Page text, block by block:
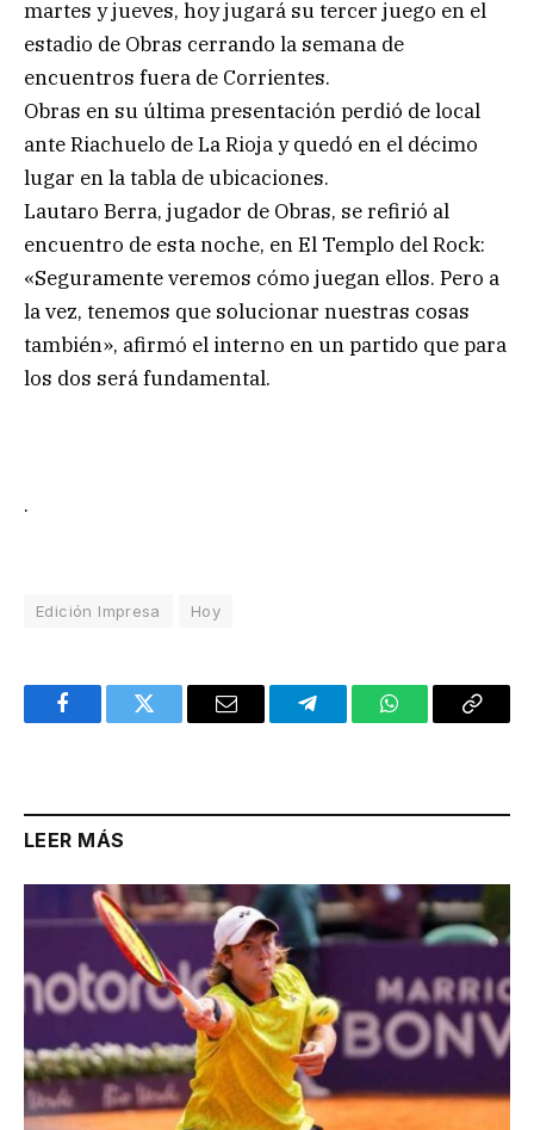
martes y jueves, hoy jugará su tercer juego en el
estadio de Obras cerrando la semana de
encuentros fuera de Corrientes.
Obras en su última presentación perdió de local
ante Riachuelo de La Rioja y quedó en el décimo
lugar en la tabla de ubicaciones.
Lautaro Berra, jugador de Obras, se refirió al
encuentro de esta noche, en El Templo del Rock:
«Seguramente veremos cómo juegan ellos. Pero a
la vez, tenemos que solucionar nuestras cosas
también», afirmó el interno en un partido que para
los dos será fundamental.
.
Edición Impresa Hoy
FacebookTwitter Email TelegramWhatsAppCopy
LEER MÁS